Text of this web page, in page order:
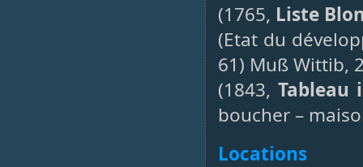
(1765, Liste
(Etat du
61) Muß Wittib,
(1843, Tableau
boucher –
Locations